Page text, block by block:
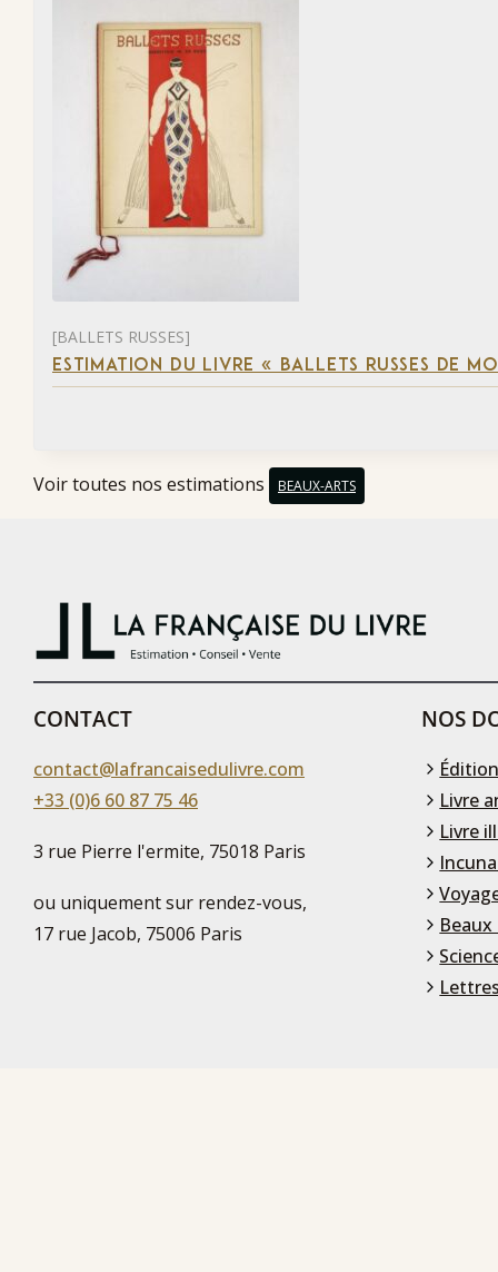
[BALLETS RUSSES]
ESTIMATION DU LIVRE « BALLETS RUSSES DE
Voir toutes nos estimations BEAUX-ARTS
CONTACT
contact@lafrancaisedulivre.com
+33 (0)6 60 87 75 46
3 rue Pierre l'ermite, 75018 Paris
ou uniquement sur rendez-vous,
17 rue Jacob, 75006 Paris
NOS
Livre
Livre